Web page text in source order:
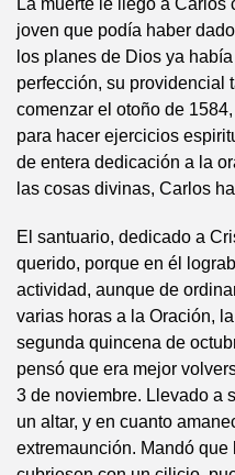
La muerte le llegó a Carlos
joven que podía haber
los planes de Dios ya
perfección, su providencial
comenzar el otoño de
para hacer ejercicios
de entera dedicación a la
las cosas divinas, Carlos
El santuario, dedicado a
querido, porque en él
actividad, aunque de
varias horas a la Oración,
segunda quincena de
pensó que era mejor
3 de noviembre. Llevado a
un altar, y en cuanto
extremaunción. Mandó